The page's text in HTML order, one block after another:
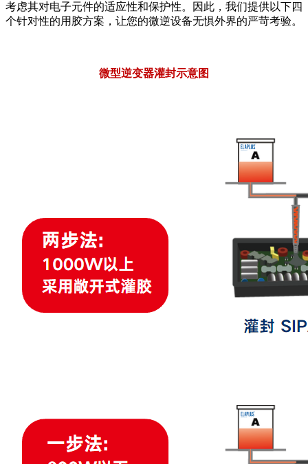
考虑其对电子元件的适应性和保护性。因此，我们提供以下四
个针对性的用胶方案，让您的微逆设备无惧外界的严苛考验。
微型逆变器灌封示意图